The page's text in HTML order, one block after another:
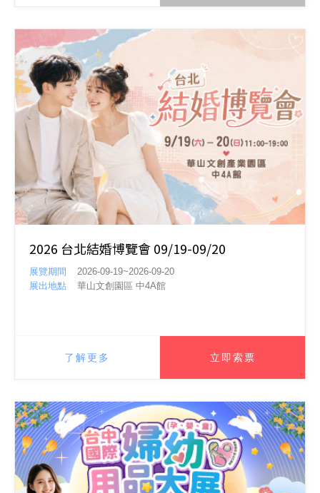
2026 台北結婚博覽會 09/19-09/20
展覽期間
2026-09-19~2026-09-20
展出地點
華山文創園區 中4A館
了解更多 立即索票